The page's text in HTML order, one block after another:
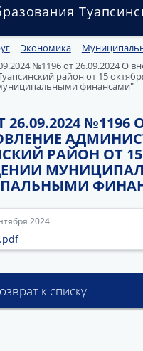
Экономика
№1196 от 26.09.2024 О
район от 15
финансами"
26.09.2024
РАЙОН ОТ 15
2024
к списку